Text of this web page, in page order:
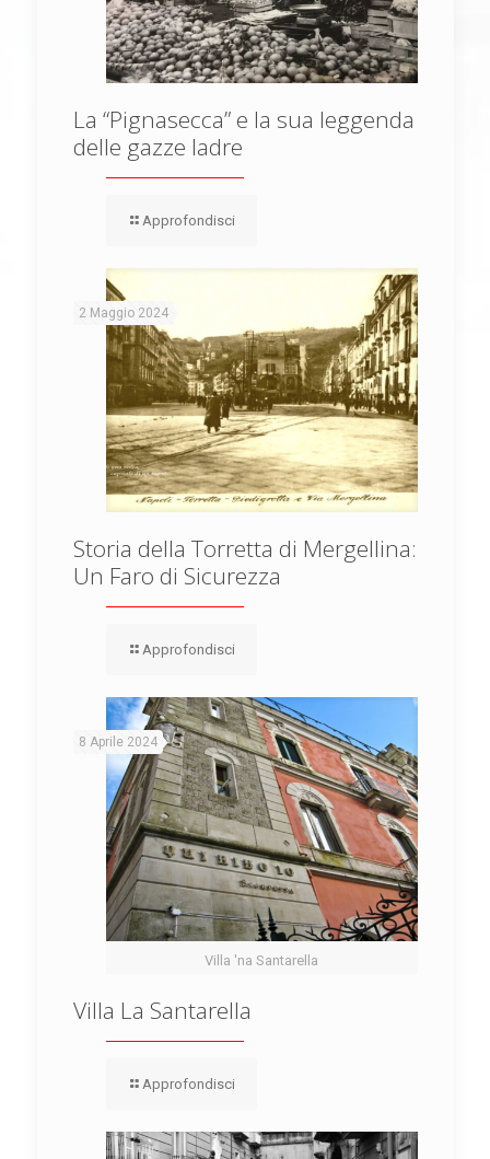
La “Pignasecca” e la sua leggenda
delle gazze ladre
Approfondisci
2 Maggio 2024
Storia della Torretta di Mergellina:
Un Faro di Sicurezza
Approfondisci
Villa 'na Santarella
8 Aprile 2024
Villa La Santarella
Approfondisci